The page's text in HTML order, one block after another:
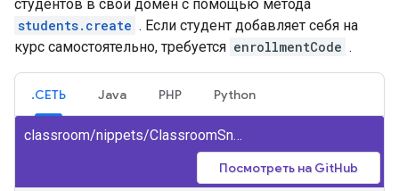
студентов в свой домен с помощью метода
students.create . Если студент добавляет себя на
курс самостоятельно, требуется enrollmentCode .
.СЕТЬ Java PHP Python
classroom/nippets/ClassroomSnippets/AddStudent.cs
Посмотреть на GitHub